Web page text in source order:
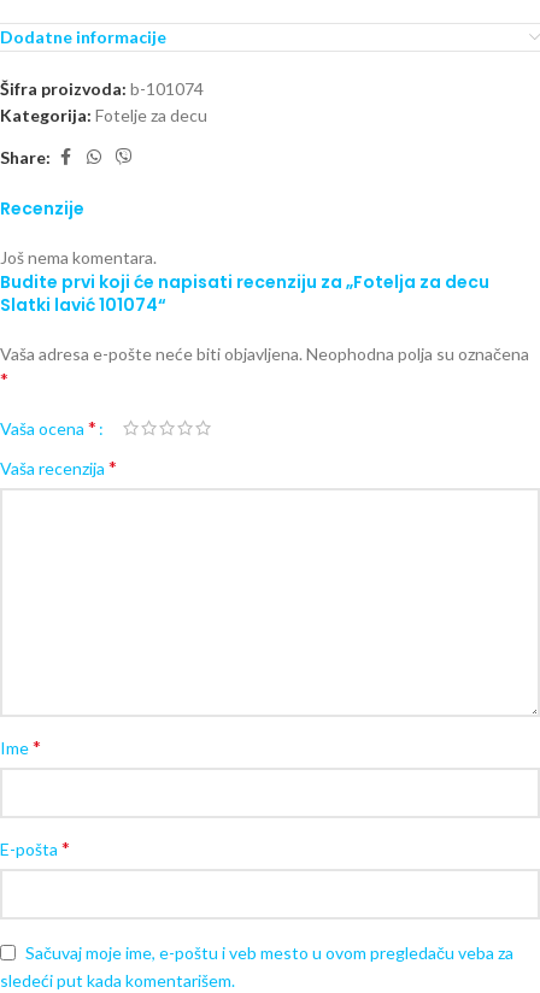
Dodatne informacije
Šifra proizvoda: b-101074
Kategorija: Fotelje za decu
Share:
Recenzije
Još nema komentara.
Budite prvi koji će napisati recenziju za „Fotelja za decu
Slatki lavić 101074“
Vaša adresa e-pošte neće biti objavljena. Neophodna polja su označena
*
Vaša ocena *
Vaša recenzija *
Ime*
E-pošta *
Sačuvaj moje ime, e-poštu i veb mesto u ovom pregledaču veba za
sledeći put kada komentarišem.